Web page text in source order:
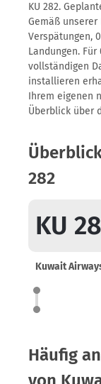
KU 282.
Gemäß
Verspätungen,
Landungen.
vollständigen
installieren
Ihrem eigenen
Überblick über
282
KU
Kuwait
Häufig